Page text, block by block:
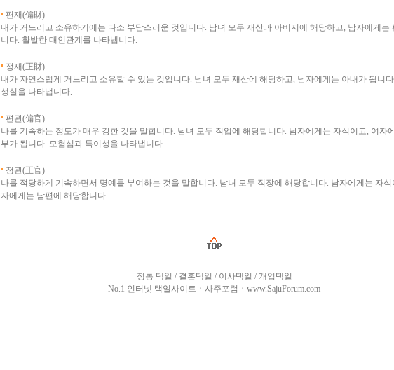
편재(偏財)
내가 거느리고 소유하기에는 다소 부담스러운 것입니다. 남녀 모두 재산과 아버지에 해당하고, 남자에게는
니다. 활발한 대인관계를 나타냅니다.
정재(正財)
내가 자연스럽게 거느리고 소유할 수 있는 것입니다. 남녀 모두 재산에 해당하고, 남자에게는 아내가 됩니
성실을 나타냅니다.
편관(偏官)
나를 기속하는 정도가 매우 강한 것을 말합니다. 남녀 모두 직업에 해당합니다. 남자에게는 자식이고, 여자
부가 됩니다. 모험심과 특이성을 나타냅니다.
정관(正官)
나를 적당하게 기속하면서 명예를 부여하는 것을 말합니다. 남녀 모두 직장에 해당합니다. 남자에게는 자식
자에게는 남편에 해당합니다.
정통 택일 / 결혼택일 / 이사택일 / 개업택일
No.1 인터넷 택일사이트ㆍ사주포럼ㆍwww.SajuForum.com